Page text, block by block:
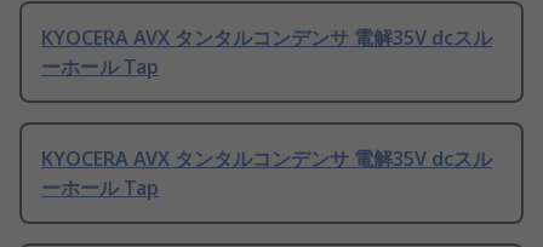
KYOCERA AVX タンタルコンデンサ 電解35V dcスル
ーホール Tap
KYOCERA AVX タンタルコンデンサ 電解35V dcスル
ーホール Tap